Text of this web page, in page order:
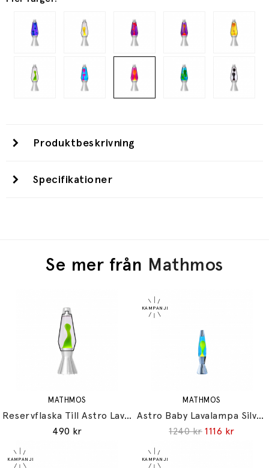
Produktbeskrivning
Specifikationer
Se mer från Mathmos
MATHMOS
Reservflaska Till Astro Lavalampa Clear/Green
490 kr
MATHMOS
Astro Baby Lavalampa Silver Blue/Yellow
1240 kr 1116 kr